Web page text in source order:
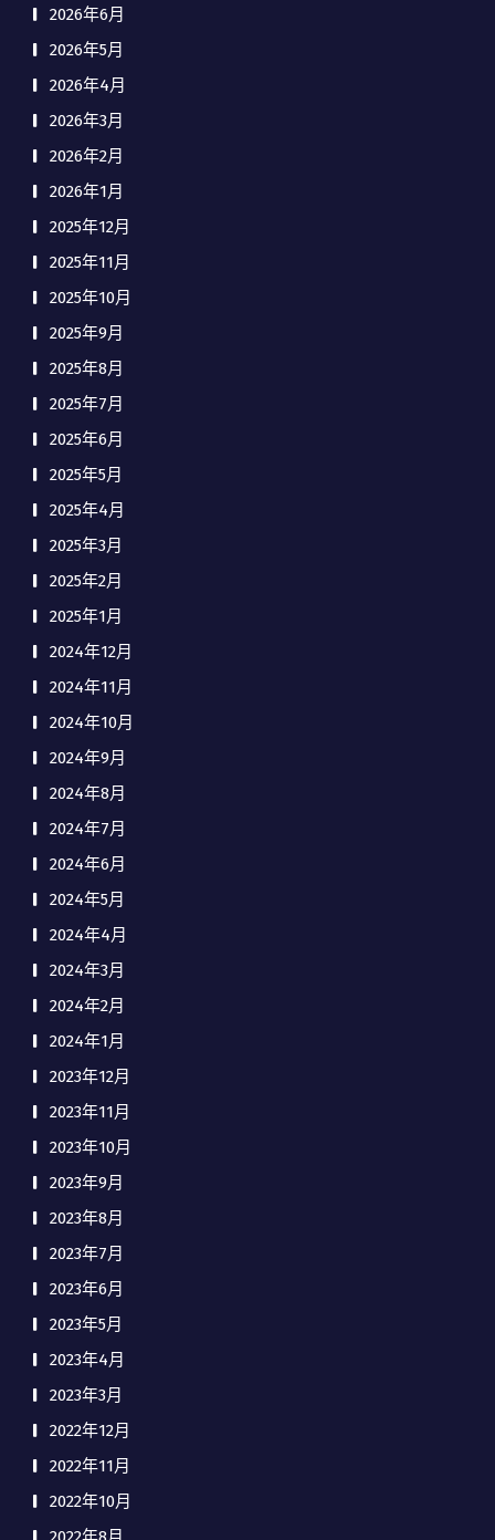
2026年6月
2026年5月
2026年4月
2026年3月
2026年2月
2026年1月
2025年12月
2025年11月
2025年10月
2025年9月
2025年8月
2025年7月
2025年6月
2025年5月
2025年4月
2025年3月
2025年2月
2025年1月
2024年12月
2024年11月
2024年10月
2024年9月
2024年8月
2024年7月
2024年6月
2024年5月
2024年4月
2024年3月
2024年2月
2024年1月
2023年12月
2023年11月
2023年10月
2023年9月
2023年8月
2023年7月
2023年6月
2023年5月
2023年4月
2023年3月
2022年12月
2022年11月
2022年10月